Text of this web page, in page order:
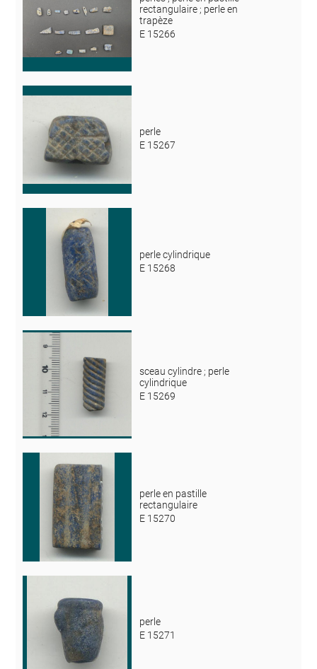
rectangulaire ; perle en
trapèze
E 15266
perle
E 15267
perle cylindrique
E 15268
sceau cylindre ; perle
cylindrique
E 15269
perle en pastille
rectangulaire
E 15270
perle
E 15271